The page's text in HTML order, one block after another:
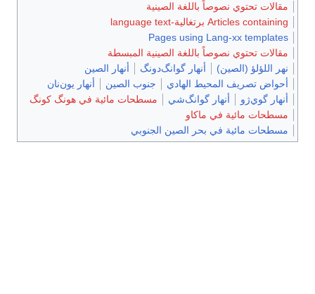
مقالات تحتوي نصوصاً باللغة الصينية
Articles containing برتغالية-language text
Pages using Lang-xx templates
مقالات تحتوي نصوصاً باللغة الصينية المبسطة
نهر اللؤلؤ (الصين)
أنهار گوانگ‌دونگ
أنهار الصين
أحواض تصريف المحيط الهادي
جنوب الصين
أنهار يون‌نان
أنهار گوي‌ژو
أنهار گوانگ‌شي
مسطحات مائية في هونگ كونگ
مسطحات مائية في ماكاو
مسطحات مائية في بحر الصين الجنوبي